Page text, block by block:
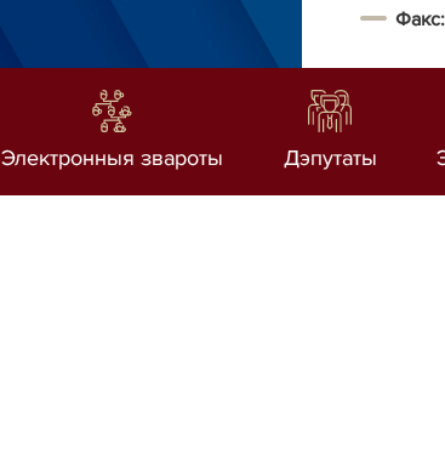
Факс:
Электронныя звароты Дэпутаты